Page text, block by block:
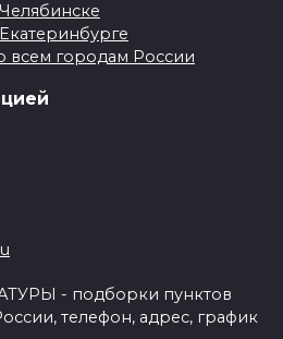
всем городам России
- подборки пунктов
телефон, адрес, график